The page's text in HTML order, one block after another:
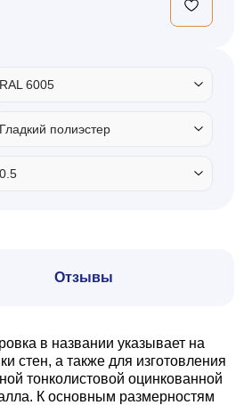
RAL 6005
Гладкий полиэстер
0.5
Отзывы
в названии указывает на
стен, а также для изготовления
тонколистовой оцинкованной
К основным размерностям